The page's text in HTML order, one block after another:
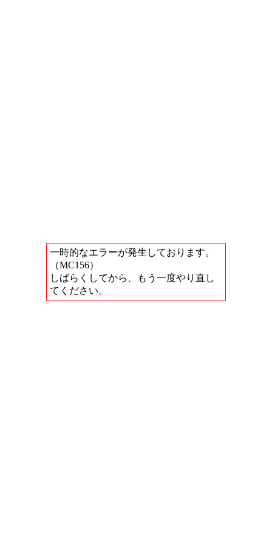
一時的なエラーが発生しております。
（MC156）
しばらくしてから、もう一度やり直し
てください。